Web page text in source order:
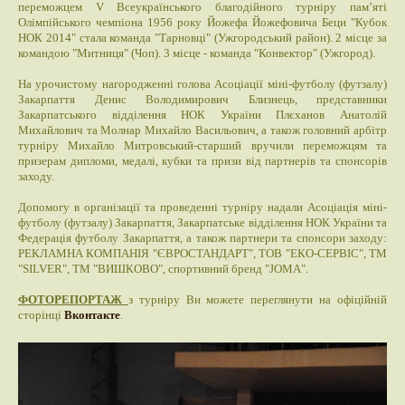
переможцем V Всеукраїнського благодійного турніру пам’яті
Олімпійського чемпіона 1956 року Йожефа Йожефовича Беци "Кубок
НОК 2014" стала команда "Тарновці" (Ужгородський район). 2 місце за
командою "Митниця" (Чоп). 3 місце - команда "Конвектор" (Ужгород).
На урочистому нагородженні голова Асоціації міні-футболу (футзалу)
Закарпаття Денис Володимирович Близнець, представники
Закарпатського відділення НОК України Плєханов Анатолій
Михайлович та Молнар Михайло Васильович, а також головний арбітр
турніру Михайло Митровський-старший вручили переможцям та
призерам дипломи, медалі, кубки та призи від партнерів та спонсорів
заходу.
Допомогу в організації та проведенні турніру надали Асоціація міні-
футболу (футзалу) Закарпаття, Закарпатське відділення НОК України та
Федерація футболу Закарпаття, а також партнери та спонсори заходу:
РЕКЛАМНА КОМПАНІЯ "ЄВРОСТАНДАРТ", ТОВ "ЕКО-СЕРВІС", ТМ
"SILVER", ТМ "ВИШКОВО", спортивний бренд "JOMA".
ФОТОРЕПОРТАЖ з турніру Ви можете переглянути на офіційній
сторінці Вконтакте.